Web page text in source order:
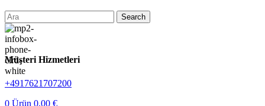
Search
Müşteri Hizmetleri
+4917621707200
0 Ürün 0,00 €